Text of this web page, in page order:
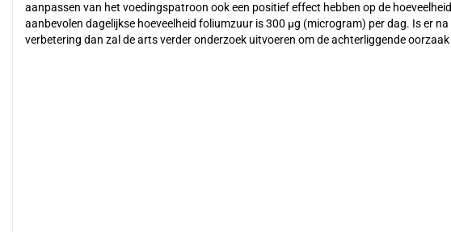
aanpassen van het voedingspatroon ook een positief effect hebben op de
aanbevolen dagelijkse hoeveelheid foliumzuur is 300 µg (microgram) per dag. Is er na
verbetering dan zal de arts verder onderzoek uitvoeren om de achterliggende